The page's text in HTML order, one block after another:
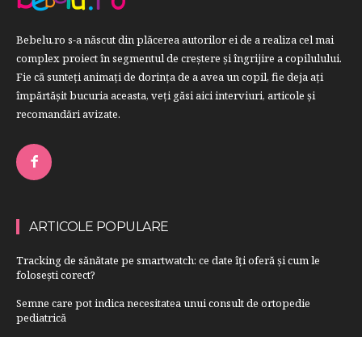
Bebelu.ro s-a născut din plăcerea autorilor ei de a realiza cel mai
complex proiect în segmentul de creştere şi îngrijire a copilulului.
Fie că sunteţi animaţi de dorinţa de a avea un copil, fie deja aţi
împărtăşit bucuria aceasta, veți găsi aici interviuri, articole şi
recomandări avizate.
ARTICOLE POPULARE
Tracking de sănătate pe smartwatch: ce date îți oferă și cum le
folosești corect?
Semne care pot indica necesitatea unui consult de ortopedie
pediatrică